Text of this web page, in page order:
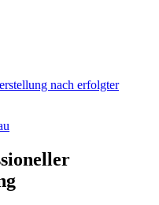
nach erfolgter